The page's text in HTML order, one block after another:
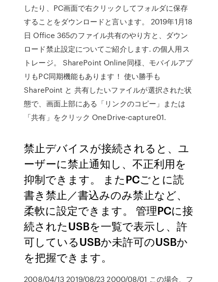
したり、PC画面で右クリックしてフォルダに保存
することをダウンロードと言います。 2019年1月18
日 Office 365のファイル共有のやり方と、ダウン
ロード禁止設定についてご紹介します. の個人用ス
トレージ。 SharePoint Online同様、モバイルアプ
リもPC同期機能もあります！ 使い勝手も
SharePoint と 共有したいファイルが選択された状
態で、画面上部にある「リンクのコピー」または
「共有」をクリック OneDrive-capture01.
禁止デバイスが接続されると、ユ
ーザーに禁止通知し、不正利用を
抑制できます。 またPCごとに読
書き禁止／書込みのみ禁止など、
柔軟に設定できます。 管理PCに接
続されたUSBを一覧で表示し、許
可しているUSBか未許可のUSBか
を把握できます。
2008/04/13 2019/08/23 2000/08/01 この場合、フ